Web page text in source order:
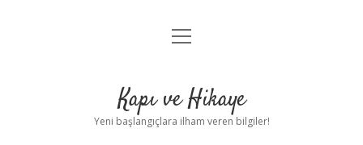
Anasayfa
Yasal Uyarı
menüyü
Kapı ve Hikaye
Yeni başlangıçlara ilham veren bilgiler!